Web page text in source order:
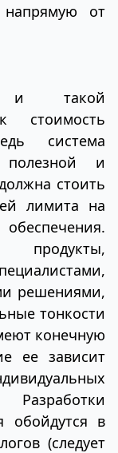
от
и такой
стоимость
система
и
стоить
лимита на
решениями,
тонкости
конечную
ее зависит
обойдутся в
(следует